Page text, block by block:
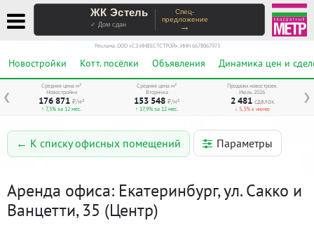
ЖК Эстель
✓ Дом сдан
Спец-
предложение
→
Реклама. ООО «СЗ ИНВЕСТСТРОЙ», ИНН 6678067973
Новостройки Котт. посёлки Объявления Динамика цен и
❮ ❯
Средняя цена м²
Новостройки
176 871 ₽/м²
↑ 7,5% за 12 мес.
Средняя цена м²
Вторичка
153 548 ₽/м²
↑ 17,9% за 12 мес.
Продажи новостроек
Июль 2026
2 481 сделок
↓ 5,3% к июню
← К списку офисных помещений Параметры
Аренда офиса: Екатеринбург, ул. Сакко и
Ванцетти, 35 (Центр)